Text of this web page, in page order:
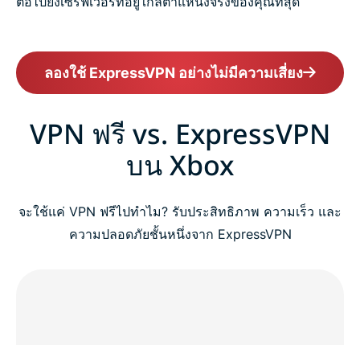
ลองใช้ ExpressVPN อย่างไม่มีความเสี่ยง
VPN ฟรี vs. ExpressVPN
บน Xbox
จะใช้แค่ VPN ฟรีไปทำไม? รับประสิทธิภาพ ความเร็ว และ
ความปลอดภัยชั้นหนึ่งจาก ExpressVPN